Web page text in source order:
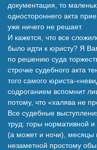
документация, то
одностороннего акта
уже ничего не решает.
И кажется, что все
было идти к юристу? Я
по решению суда
строчке судебного акта
того самого юриста-
содроганием вспомнит
потому, что «халява не
Все судебные
труд: горы нормативной
(а может и ночи), месяцы
незаметной простому